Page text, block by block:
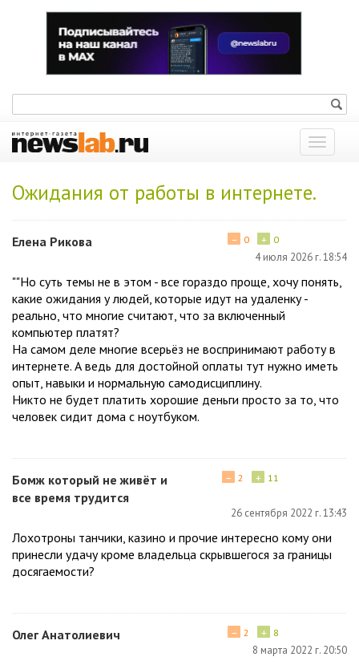
Показать
меню
Ожидания от работы в интернете.
Елена Рикова + 0
− 0
4 июля 2026 г. 18:54
""Но суть темы не в этом - все гораздо проще, хочу понять,
какие ожидания у людей, которые идут на удаленку -
реально, что многие считают, что за включенный
компьютер платят?
На самом деле многие всерьёз не воспринимают работу в
интернете. А ведь для достойной оплаты тут нужно иметь
опыт, навыки и нормальную самодисциплину.
Никто не будет платить хорошие деньги просто за то, что
человек сидит дома с ноутбуком.
Бомж который не живёт и
все время трудится
+ 11
− 2
26 сентября 2022 г. 13:43
Лохотроны танчики, казино и прочие интересно кому они
принесли удачу кроме владельца скрывшегося за границы
досягаемости?
Олег Анатолиевич + 8
− 2
8 марта 2022 г. 20:50